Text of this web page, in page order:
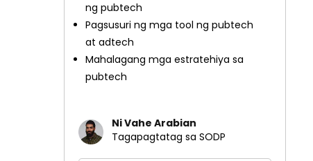
ng pubtech
Pagsusuri ng mga tool ng pubtech
at adtech
Mahalagang mga estratehiya sa
pubtech
Ni Vahe Arabian
Tagapagtatag sa SODP